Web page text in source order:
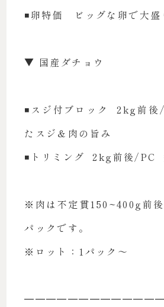
◾️卵特価 ビッグな卵で大盛
▼ 国産ダチョウ
◾️スジ付ブロック 2kg前後
たスジ＆肉の旨み
◾️トリミング 2kg前後/PC
※肉は不定貫150~400g前
パックです。
※ロット：1パック〜